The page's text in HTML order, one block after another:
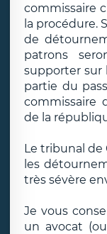
commissaire
la procédure.
de
patrons
supporter sur
partie du
commissaire
de la
Le tribunal de
les
très sévère
Je vous
un avocat